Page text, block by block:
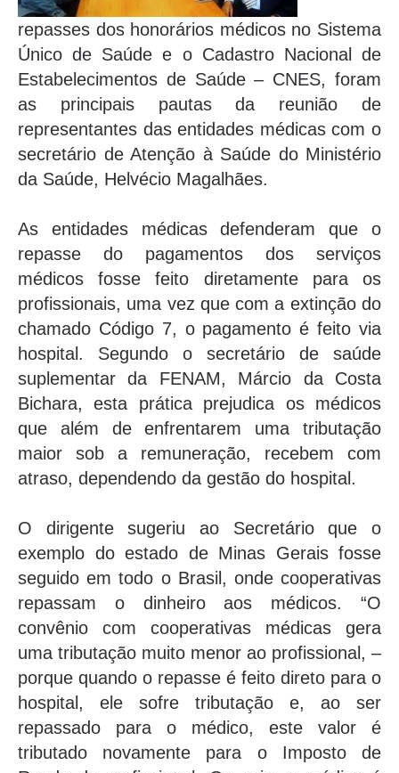
repasses dos honorários médicos no Sistema
Único de Saúde e o Cadastro Nacional de
Estabelecimentos de Saúde – CNES, foram
as principais pautas da reunião de
representantes das entidades médicas com o
secretário de Atenção à Saúde do Ministério
da Saúde, Helvécio Magalhães.
As entidades médicas defenderam que o
repasse do pagamentos dos serviços
médicos fosse feito diretamente para os
profissionais, uma vez que com a extinção do
chamado Código 7, o pagamento é feito via
hospital. Segundo o secretário de saúde
suplementar da FENAM, Márcio da Costa
Bichara, esta prática prejudica os médicos
que além de enfrentarem uma tributação
maior sob a remuneração, recebem com
atraso, dependendo da gestão do hospital.
O dirigente sugeriu ao Secretário que o
exemplo do estado de Minas Gerais fosse
seguido em todo o Brasil, onde cooperativas
repassam o dinheiro aos médicos. “O
convênio com cooperativas médicas gera
uma tributação muito menor ao profissional, –
porque quando o repasse é feito direto para o
hospital, ele sofre tributação e, ao ser
repassado para o médico, este valor é
tributado novamente para o Imposto de